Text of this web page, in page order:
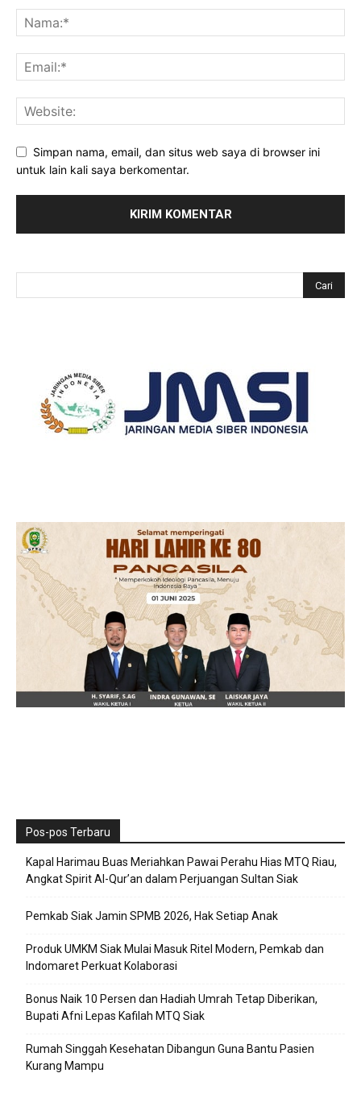
Simpan nama, email, dan situs web saya di browser ini
untuk lain kali saya berkomentar.
Pos-pos Terbaru
Kapal Harimau Buas Meriahkan Pawai Perahu Hias MTQ Riau,
Angkat Spirit Al-Qur’an dalam Perjuangan Sultan Siak
Pemkab Siak Jamin SPMB 2026, Hak Setiap Anak
Produk UMKM Siak Mulai Masuk Ritel Modern, Pemkab dan
Indomaret Perkuat Kolaborasi
Bonus Naik 10 Persen dan Hadiah Umrah Tetap Diberikan,
Bupati Afni Lepas Kafilah MTQ Siak
Rumah Singgah Kesehatan Dibangun Guna Bantu Pasien
Kurang Mampu